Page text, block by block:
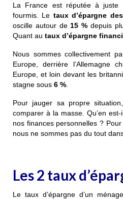
La France est réputée à
fourmis. Le taux d’épargne
oscille autour de 15 % depuis
Quant au taux d’épargne
Nous sommes collectivement
Europe, derrière l’Allemagne
Europe, et loin devant les
stagne sous 6 %
Pour jauger sa propre
comparer à la masse. Qu’en
nos finances personnelles ?
nous ne sommes pas du tout
Les 2 taux
Le taux d’épargne d’un